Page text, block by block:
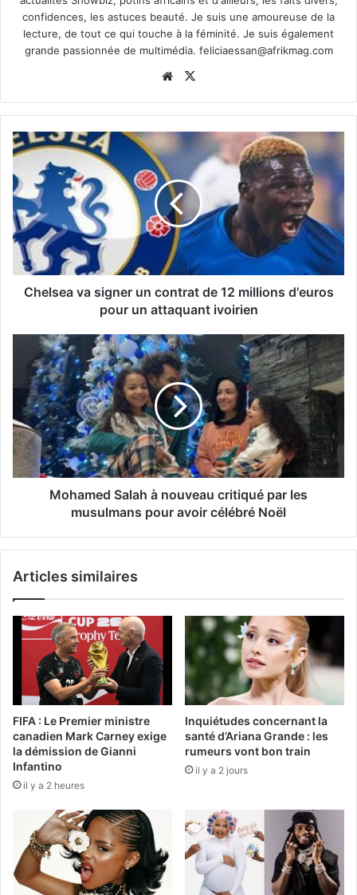
confidences, les astuces beauté. Je suis une amoureuse de la
lecture, de tout ce qui touche à la féminité. Je suis également
grande passionnée de multimédia. feliciaessan@afrikmag.com
Website
Chelsea va signer un contrat de 12 millions d'euros
pour un attaquant ivoirien
Mohamed Salah à nouveau critiqué par les
musulmans pour avoir célébré Noël
Articles similaires
FIFA : Le Premier ministre
canadien Mark Carney exige
la démission de Gianni
Infantino
il y a 2 heures
Inquiétudes concernant la
santé d’Ariana Grande : les
rumeurs vont bon train
il y a 2 jours